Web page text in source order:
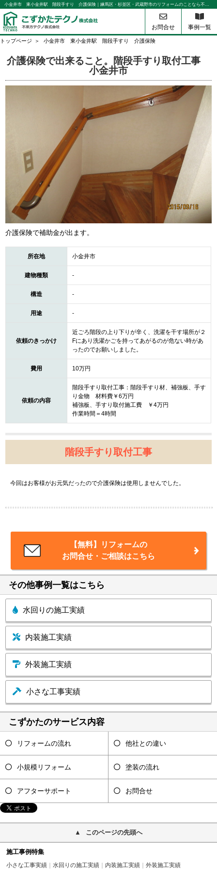
小金井市 東小金井駅 階段手すり 介護保険｜練馬区・杉並区・武蔵野市のリフォームのことなら不来方テクノ
お問合せ 事例一覧
トップページ 小金井市 東小金井駅 階段手すり 介護保険
介護保険で出来ること。階段手すり取付工事
小金井市
介護保険で補助金が出ます。
所在地 小金井市
建物種類 -
構造 -
用途 -
依頼のきっかけ
近ごろ階段の上り下りが辛く、洗濯を干す場所が２
Fにあり洗濯かごを持ってあがるのが危ない時があ
ったのでお願いしました。
費用 10万円
依頼の内容
階段手すり取付工事：階段手すり材、補強板、手す
り金物 材料費￥6万円
補強板、手すり取付施工費 ￥4万円
作業時間＝4時間
階段手すり取付工事
今回はお客様がお元気だったので介護保険は使用しませんでした。
【無料】リフォームの
お問合せ・ご相談はこちら
その他事例一覧はこちら
水回りの施工実績
内装施工実績
外装施工実績
小さな工事実績
こずかたのサービス内容
リフォームの流れ 他社との違い
小規模リフォーム 塗装の流れ
アフターサポート お問合せ
このページの先頭へ
施工事例特集
小さな工事実績 水回りの施工実績 内装施工実績 外装施工実績